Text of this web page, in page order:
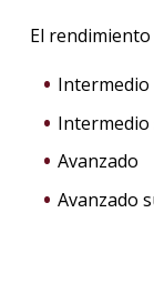
El
Intermedio
Avanzado
Avanzado